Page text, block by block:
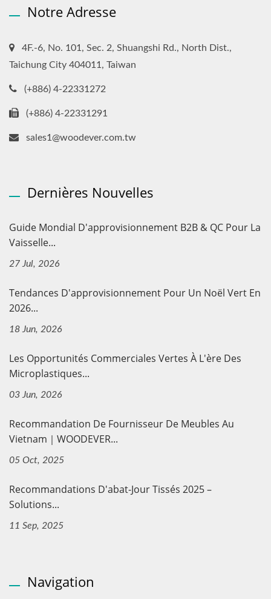
Notre Adresse
4F.-6, No. 101, Sec. 2, Shuangshi Rd., North Dist.,
Taichung City 404011, Taiwan
(+886) 4-22331272
(+886) 4-22331291
sales1@woodever.com.tw
Dernières Nouvelles
Guide Mondial D'approvisionnement B2B & QC Pour La
Vaisselle...
27 Jul, 2026
Tendances D'approvisionnement Pour Un Noël Vert En
2026...
18 Jun, 2026
Les Opportunités Commerciales Vertes À L'ère Des
Microplastiques...
03 Jun, 2026
Recommandation De Fournisseur De Meubles Au
Vietnam｜WOODEVER...
05 Oct, 2025
Recommandations D'abat-Jour Tissés 2025 –
Solutions...
11 Sep, 2025
Navigation